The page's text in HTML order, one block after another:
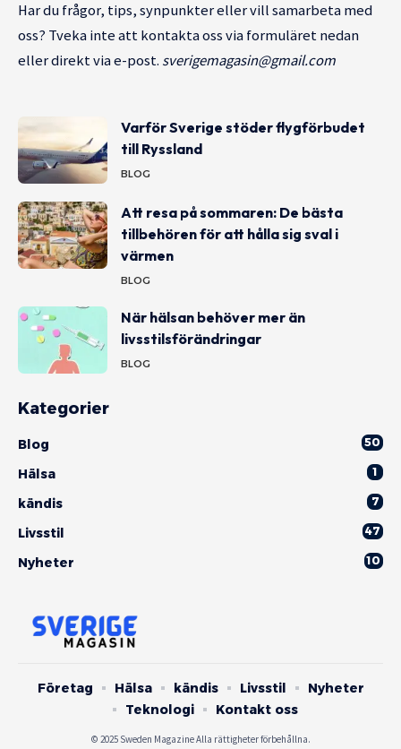
Har du frågor, tips, synpunkter eller vill samarbeta med
oss? Tveka inte att kontakta oss via formuläret nedan
eller direkt via e-post. sverigemagasin@gmail.com
Varför Sverige stöder flygförbudet
till Ryssland
BLOG
Att resa på sommaren: De bästa
tillbehören för att hålla sig sval i
värmen
BLOG
När hälsan behöver mer än
livsstilsförändringar
BLOG
Kategorier
Blog 50
Hälsa 1
kändis 7
Livsstil 47
Nyheter 10
© 2025 Sweden Magazine Alla rättigheter förbehållna.
Företag Hälsa kändis Livsstil
Nyheter
Teknologi
Kontakt oss